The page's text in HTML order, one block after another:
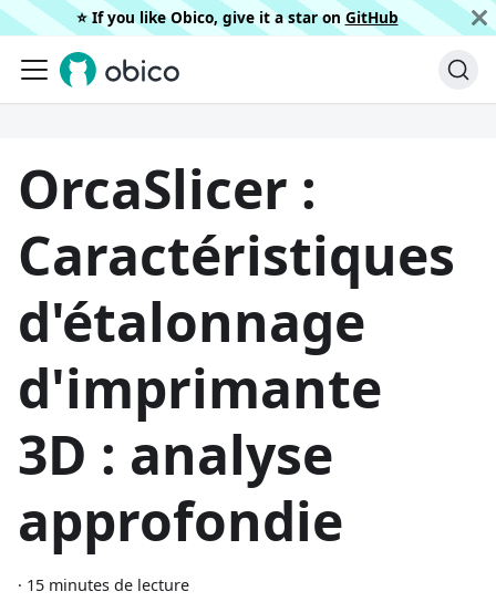
⭐️ If you like Obico, give it a star on GitHub
OrcaSlicer :
Caractéristiques
d'étalonnage
d'imprimante
3D : analyse
approfondie
· 15 minutes de lecture